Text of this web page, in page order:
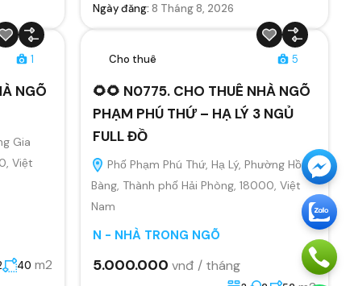
Ngày đăng: 8 Tháng 8, 2026
1
NGÕ
Gia
Việt
40 m2
Cho thuê 5
🌻🌻 N0775. CHO THUÊ NHÀ NGÕ
PHẠM PHÚ THỨ – HẠ LÝ 3 NGỦ
FULL ĐỒ
Phố Phạm Phú Thứ, Hạ Lý, Phường Hồng
Bàng, Thành phố Hải Phòng, 18000, Việt
Nam
N - NHÀ TRONG NGÕ
5.000.000 vnđ / tháng